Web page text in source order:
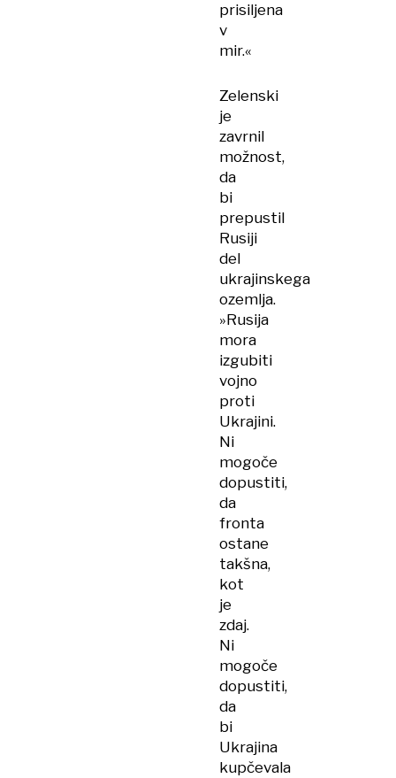
prisiljena
v
mir.«
Zelenski
je
zavrnil
možnost,
da
bi
prepustil
Rusiji
del
ukrajinskega
ozemlja.
»Rusija
mora
izgubiti
vojno
proti
Ukrajini.
Ni
mogoče
dopustiti,
da
fronta
ostane
takšna,
kot
je
zdaj.
Ni
mogoče
dopustiti,
da
bi
Ukrajina
kupčevala